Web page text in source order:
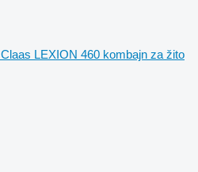
Claas LEXION 460 kombajn za žito